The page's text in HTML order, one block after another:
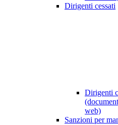
Dirigenti cessati
Dirigenti
web)
Sanzioni per